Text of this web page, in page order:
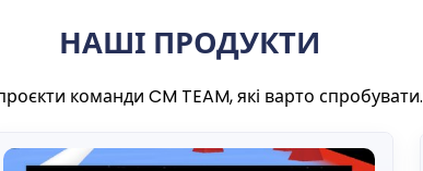
НАШІ ПРОДУКТИ
команди CM TEAM, які варто спробувати.